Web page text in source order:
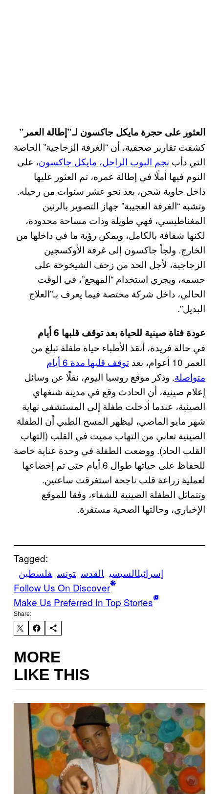
العثور على حجرة مايكل جاكسون لـ”إطالة العمر”
كشفت تقارير صحفية، أن “الغرفة الزجاجية” الخاصة
التي دأب نجم البوب الراحل، مايكل جاكسون، على
النوم فيها أملًا في إطالة عمره، تم العثور عليها
داخل حاوية شحن، بعد نحو عشر سنوات من رحيله.
وتشبه “الغرفة العجيبة” جهاز التصوير بالرنين
المغناطيسي، فهي طويلة وذات مساحة محدودة،
لكنها شفافة بالكامل، ويمكن رؤية ما في داخلها من
الخارج. ولجأ جاكسون إلى غرفة الأوكسجين
الزجاجية، لأجل الحد من زحف الشيخوخة على
جسمه، ويجري استخدام “المهجع”، في الوقت
الحالي، داخل شركة مختصة فيما يعرف بـ”العلاج
البديل”.
عودة فتاة صينية للحياة بعد توقف قلبها 6 أيام
في حالة فريدة، أنقذ الأطباء حياة طفلة تبلغ من
العمر 10 أعوام، بعد
توقف قلبها مدة 6 أيام
متواصلة. وذكر موقع روسيا اليوم، نقلًا عن وسائل
إعلام صينية، أن الحادث وقع في مدينة شنغهاي
الصينية، عندما أدخلت طفلة إلى المستشفى نهاية
شهر مايو الماضي، ليظهر المسح الطبي أن الطفلة
الصينية تعاني من التهاب مميت في القلب (التهاب
القلب الحاد). ووضعت الطفلة في وحدة عناية خاصة
للحفاظ على حياتها طوال 6 أيام حتى تم إخضاعها
لعملية زراعة قلب ناجحة استغرقت ساعتين.
وتتماثل الطفلة الصينية للشفاء، وفقا للموقع
الإخباري، وحالتها الصحية مستقرة.
Tagged:
إسرائيلالسبسي القدس تونس فلسطين
Follow Us On Discover
Make Us Preferred In Top Stories
Share:
MORE
LIKE THIS